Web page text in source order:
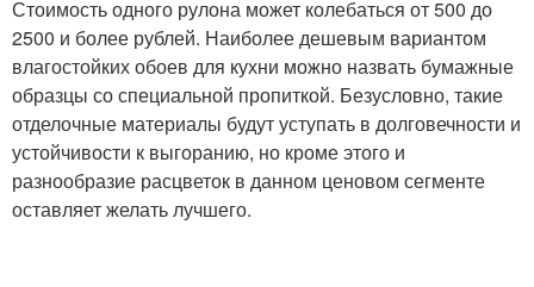
Стоимость одного рулона может колебаться от 500 до
2500 и более рублей. Наиболее дешевым вариантом
влагостойких обоев для кухни можно назвать бумажные
образцы со специальной пропиткой. Безусловно, такие
отделочные материалы будут уступать в долговечности и
устойчивости к выгоранию, но кроме этого и
разнообразие расцветок в данном ценовом сегменте
оставляет желать лучшего.